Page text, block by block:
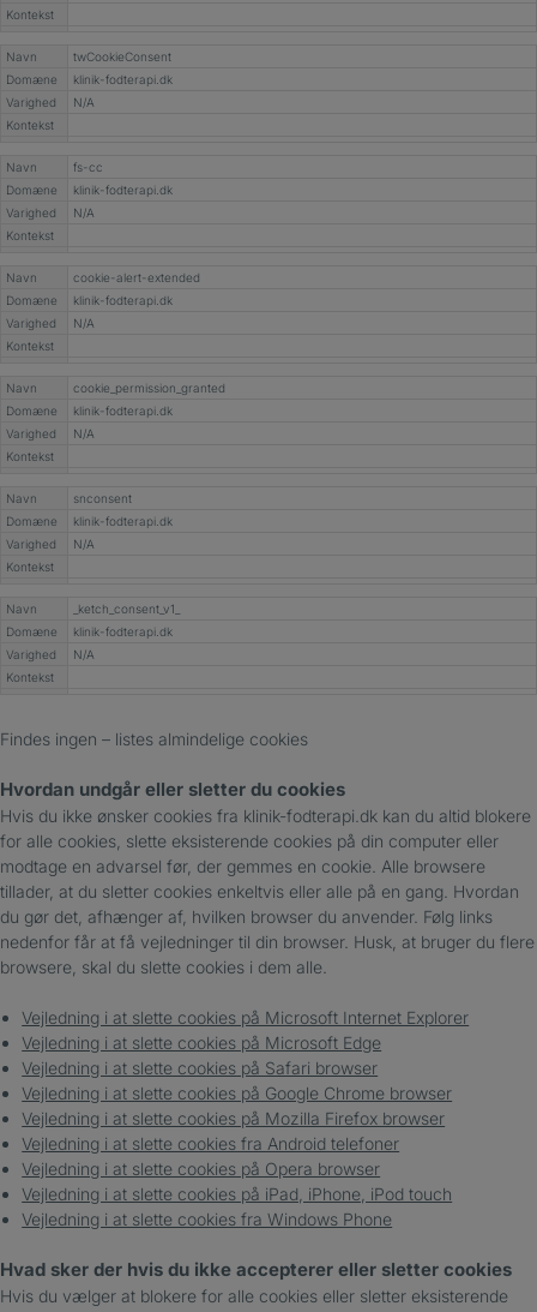
Kontekst
Navn
twCookieConsent
Domæne
klinik-fodterapi.dk
Varighed
N/A
Kontekst
Navn
fs-cc
Domæne
klinik-fodterapi.dk
Varighed
N/A
Kontekst
Navn
cookie-alert-extended
Domæne
klinik-fodterapi.dk
Varighed
N/A
Kontekst
Navn
cookie_permission_granted
Domæne
klinik-fodterapi.dk
Varighed
N/A
Kontekst
Navn
snconsent
Domæne
klinik-fodterapi.dk
Varighed
N/A
Kontekst
Navn
_ketch_consent_v1_
Domæne
klinik-fodterapi.dk
Varighed
N/A
Kontekst
Findes ingen – listes almindelige cookies
Hvordan undgår eller sletter du cookies
Hvis du ikke ønsker cookies fra klinik-fodterapi.dk kan du altid blokere
for alle cookies, slette eksisterende cookies på din computer eller
modtage en advarsel før, der gemmes en cookie. Alle browsere
tillader, at du sletter cookies enkeltvis eller alle på en gang. Hvordan
du gør det, afhænger af, hvilken browser du anvender. Følg links
nedenfor får at få vejledninger til din browser. Husk, at bruger du flere
browsere, skal du slette cookies i dem alle.
Vejledning i at slette cookies på Microsoft Internet Explorer
Vejledning i at slette cookies på Microsoft Edge
Vejledning i at slette cookies på Safari browser
Vejledning i at slette cookies på Google Chrome browser
Vejledning i at slette cookies på Mozilla Firefox browser
Vejledning i at slette cookies fra Android telefoner
Vejledning i at slette cookies på Opera browser
Vejledning i at slette cookies på iPad, iPhone, iPod touch
Vejledning i at slette cookies fra Windows Phone
Hvad sker der hvis du ikke accepterer eller sletter cookies
Hvis du vælger at blokere for alle cookies eller sletter eksisterende